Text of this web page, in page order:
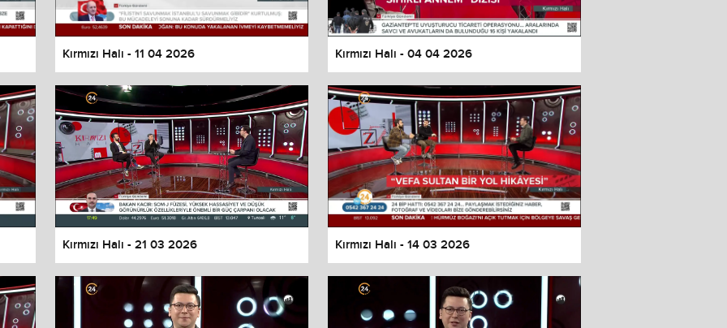
Kırmızı Halı - 11 04 2026 Kırmızı Halı - 04 04 2026
Kırmızı Halı - 21 03 2026 Kırmızı Halı - 14 03 2026